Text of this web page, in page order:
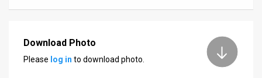
Facebook
Download Photo
Please log in to download photo.